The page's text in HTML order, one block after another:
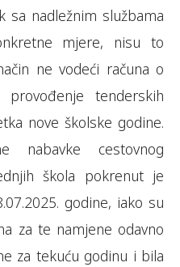
sa nadležnim službama
mjere, nisu to
ne vodeći računa o
tenderskih
nove školske godine.
nabavke cestovnog
škola pokrenut je
godine, iako su
za te namjene odavno
za tekuću godinu i bila